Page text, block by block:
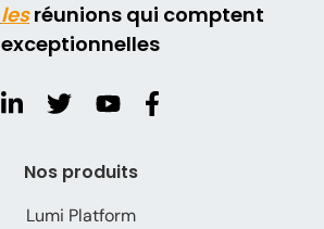
lesréunions qui comptent
exceptionnelles
Nos produits
Lumi Platform